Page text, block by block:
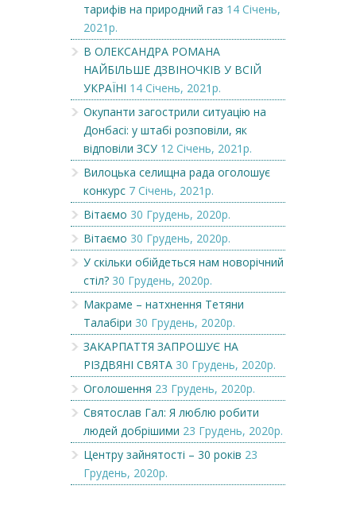
тарифів на природний газ 14 Січень,
2021р.
В ОЛЕКСАНДРА РОМАНА
НАЙБІЛЬШЕ ДЗВІНОЧКІВ У ВСІЙ
УКРАЇНІ 14 Січень, 2021р.
Окупанти загострили ситуацію на
Донбасі: у штабі розповіли, як
відповіли ЗСУ 12 Січень, 2021р.
Вилоцька селищна рада оголошує
конкурс 7 Січень, 2021р.
Вітаємо 30 Грудень, 2020р.
Вітаємо 30 Грудень, 2020р.
У скільки обійдеться нам новорічний
стіл? 30 Грудень, 2020р.
Макраме – натхнення Тетяни
Талабіри 30 Грудень, 2020р.
ЗАКАРПАТТЯ ЗАПРОШУЄ НА
РІЗДВЯНІ СВЯТА 30 Грудень, 2020р.
Оголошення 23 Грудень, 2020р.
Святослав Гал: Я люблю робити
людей добрішими 23 Грудень, 2020р.
Центру зайнятості – 30 років 23
Грудень, 2020р.